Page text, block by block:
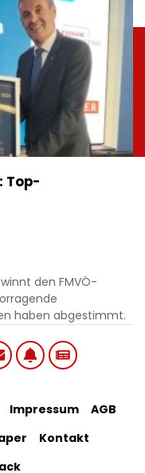
Top-
den FMVÖ-
haben abgestimmt.
Impressum
AGB
Kontakt